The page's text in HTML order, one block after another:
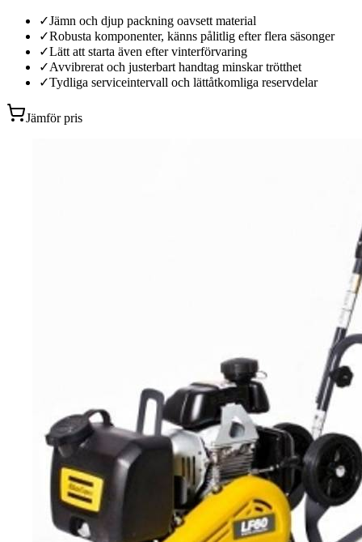
✓Jämn och djup packning oavsett material
✓Robusta komponenter, känns pålitlig efter flera säsonger
✓Lätt att starta även efter vinterförvaring
✓Avvibrerat och justerbart handtag minskar trötthet
✓Tydliga serviceintervall och lättåtkomliga reservdelar
Jämför pris